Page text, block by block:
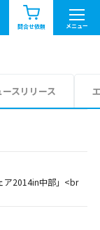
問合せ依頼 メニュー
らせ一覧
ースリリース
ア2014in中部」<br